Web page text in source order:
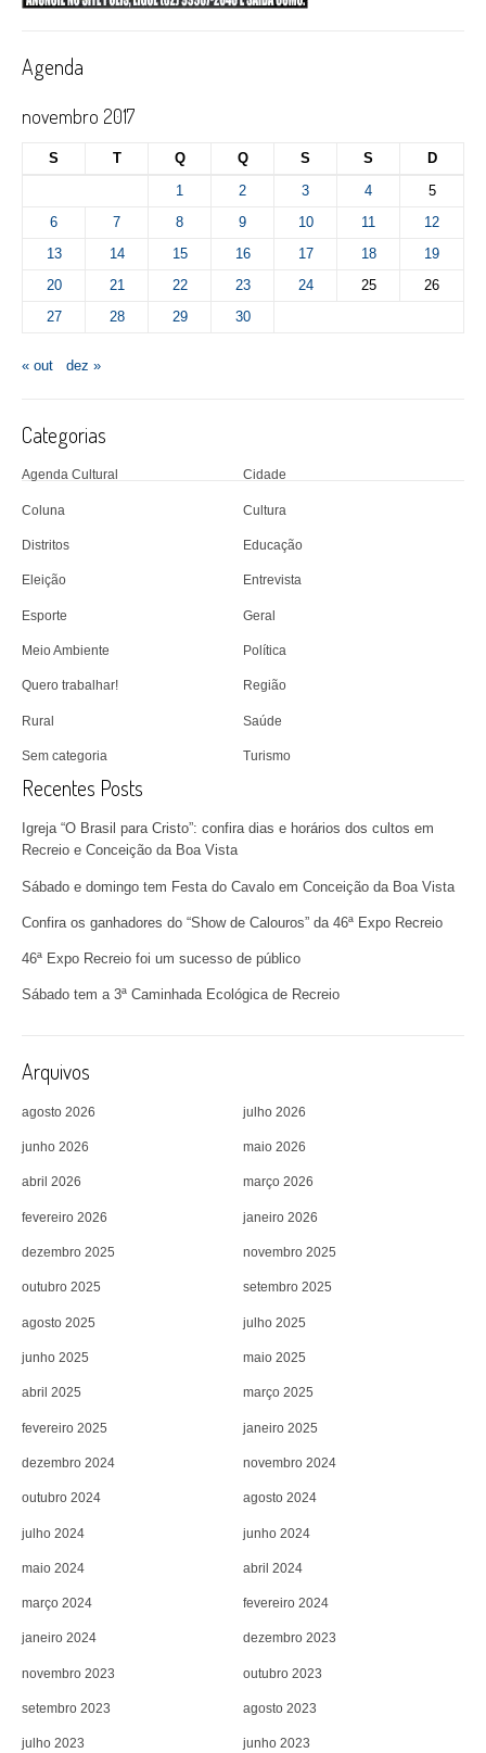
Agenda
novembro 2017
S T Q Q S S
D
1
2 3 4
5
6
7 8 9 10 11
12
13
14 15 16 17 18
19
20
21 22 23 24 25
26
27
28 29 30
« out dez »
Categorias
Agenda Cultural Cidade
Coluna Cultura
Distritos Educação
Eleição Entrevista
Esporte Geral
Meio Ambiente Política
Quero trabalhar! Região
Rural Saúde
Sem categoria Turismo
Recentes Posts
Igreja “O Brasil para Cristo”: confira dias e horários dos cultos em
Recreio e Conceição da Boa Vista
Sábado e domingo tem Festa do Cavalo em Conceição da Boa Vista
Confira os ganhadores do “Show de Calouros” da 46ª Expo Recreio
46ª Expo Recreio foi um sucesso de público
Sábado tem a 3ª Caminhada Ecológica de Recreio
Arquivos
agosto 2026 julho 2026
junho 2026 maio 2026
abril 2026 março 2026
fevereiro 2026 janeiro 2026
dezembro 2025 novembro 2025
outubro 2025 setembro 2025
agosto 2025 julho 2025
junho 2025 maio 2025
abril 2025 março 2025
fevereiro 2025 janeiro 2025
dezembro 2024 novembro 2024
outubro 2024 agosto 2024
julho 2024 junho 2024
maio 2024 abril 2024
março 2024 fevereiro 2024
janeiro 2024 dezembro 2023
novembro 2023 outubro 2023
setembro 2023 agosto 2023
julho 2023 junho 2023